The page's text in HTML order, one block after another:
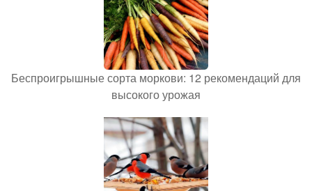
Беспроигрышные сорта моркови: 12 рекомендаций для
высокого урожая